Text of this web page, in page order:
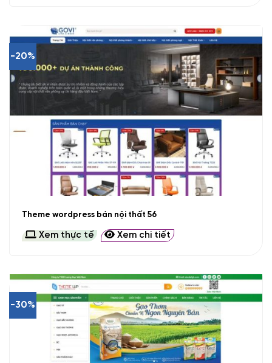
-20%
Theme wordpress bán nội thất 56
Xem thực tế Xem chi tiết
-30%